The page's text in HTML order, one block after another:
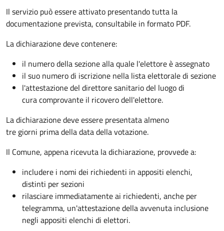
Il servizio può essere attivato presentando tutta la
documentazione prevista, consultabile in formato PDF.
La dichiarazione deve contenere:
il numero della sezione alla quale l'elettore è assegnato
il suo numero di iscrizione nella lista elettorale di sezione
l'attestazione del direttore sanitario del luogo di
cura comprovante il ricovero dell'elettore.
La dichiarazione deve essere presentata almeno
tre giorni prima della data della votazione.
Il Comune, appena ricevuta la dichiarazione, provvede a:
includere i nomi dei richiedenti in appositi elenchi,
distinti per sezioni
rilasciare immediatamente ai richiedenti, anche per
telegramma, un'attestazione della avvenuta inclusione
negli appositi elenchi di elettori.